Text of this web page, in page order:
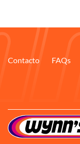
Contacto FAQs